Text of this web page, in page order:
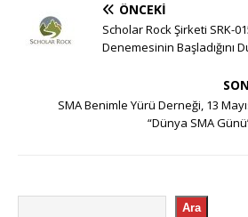
ÖNCEKI
Scholar Rock Şirketi SRK-
Denemesinin Başladığını
SMA Benimle Yürü Derneği, 13
“Dünya SMA
Ara